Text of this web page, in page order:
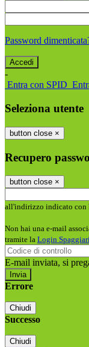
Password
-
Entra con SPID
Seleziona utente
button close ×
Recupero
button close ×
all'indirizzo indicato con
Non hai una e-mail
tramite la Login
E-mail inviata, si
Errore
Chiudi
Successo
Chiudi